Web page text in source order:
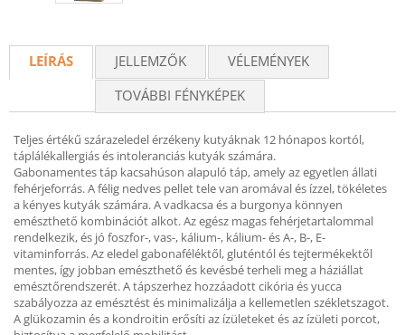
LEÍRÁS JELLEMZŐK
VÉLEMÉNYEK
TOVÁBBI FÉNYKÉPEK
Teljes értékű szárazeledel érzékeny kutyáknak 12 hónapos kortól,
táplálékallergiás és intoleranciás kutyák számára.
Gabonamentes táp kacsahúson alapuló táp, amely az egyetlen állati
fehérjeforrás. A félig nedves pellet tele van aromával és ízzel, tökéletes
a kényes kutyák számára. A vadkacsa és a burgonya könnyen
emészthető kombinációt alkot. Az egész magas fehérjetartalommal
rendelkezik, és jó foszfor-, vas-, kálium-, kálium- és A-, B-, E-
vitaminforrás. Az eledel gabonaféléktől, gluténtól és tejtermékektől
mentes, így jobban emészthető és kevésbé terheli meg a háziállat
emésztőrendszerét. A tápszerhez hozzáadott cikória és yucca
szabályozza az emésztést és minimalizálja a kellemetlen székletszagot.
A glükozamin és a kondroitin erősíti az ízületeket és az ízületi porcot,